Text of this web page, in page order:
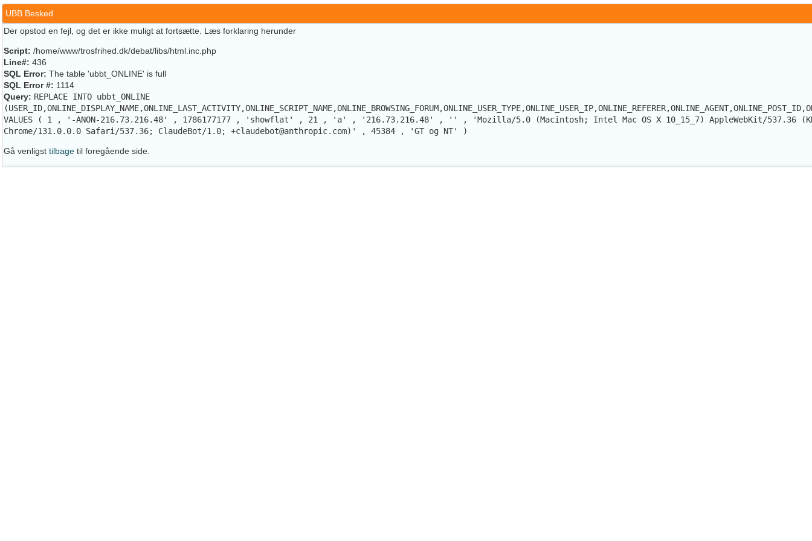
UBB Besked
Der opstod en fejl, og det er ikke muligt at fortsætte. Læs forklaring herunder
Script: /home/www/trosfrihed.dk/debat/libs/html.inc.php
Line#: 436
SQL Error: The table 'ubbt_ONLINE' is full
SQL Error #: 1114
Query: REPLACE INTO ubbt_ONLINE
VALUES ( 1 , '-ANON-216.73.216.48' , 1786177177 , 'showflat' , 21 , 'a' , '216.73.216.48' , '' , 'Mozilla/5.0 (Macintosh; Intel Mac OS X 10_15_7) AppleWebKit/537.36
Chrome/131.0.0.0 Safari/537.36; ClaudeBot/1.0; +claudebot@anthropic.com)' , 45384 , 'GT og NT' )
Gå venligst tilbage til foregående side.